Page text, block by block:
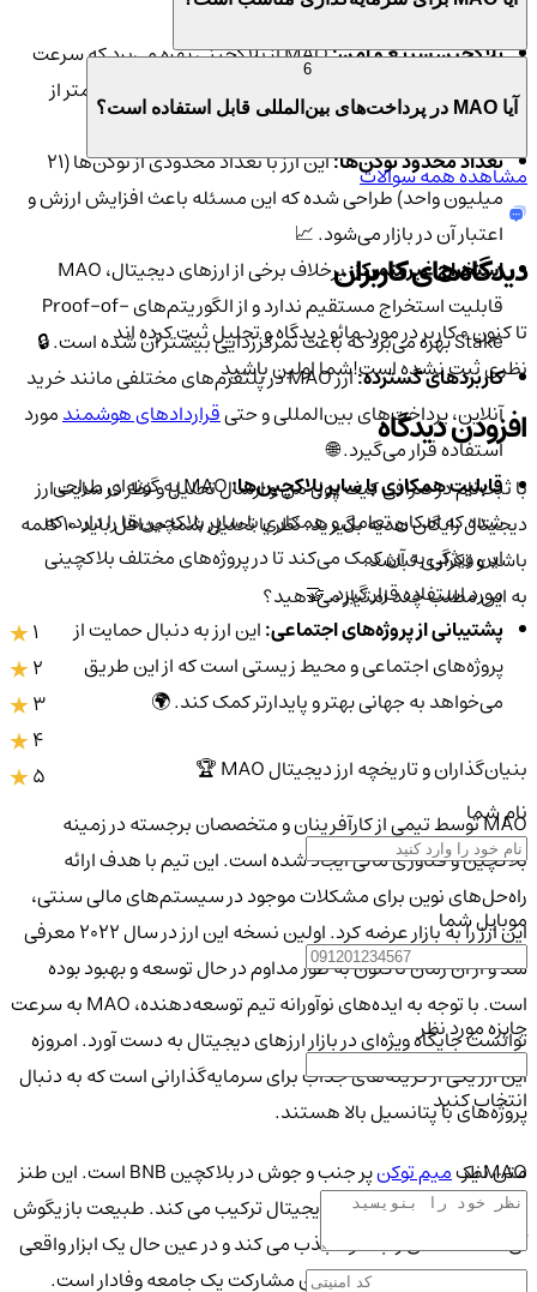
بلاکچین سریع و امن:
MAO از بلاکچینی بهره می‌برد که سرعت
و امنیت بالایی دارد، به طوری که تراکنش‌های مالی در کمتر از
چند ثانیه انجام می‌شود. 🚀
تعداد محدود توکن‌ها:
این ارز با تعداد محدودی از توکن‌ها (۲۱
میلیون واحد) طراحی شده که این مسئله باعث افزایش ارزش و
اعتبار آن در بازار می‌شود. 📈
استخراج غیرمتمرکز:
برخلاف برخی از ارزهای دیجیتال، MAO
قابلیت استخراج مستقیم ندارد و از الگوریتم‌های Proof-of-
Stake بهره می‌برد که باعث تمرکززدایی بیشتر آن شده است. 🔒
کاربردهای گسترده:
ارز MAO در پلتفرم‌های مختلفی مانند خرید
آنلاین، پرداخت‌های بین‌المللی و حتیقراردادهای هوشمندمورد
استفاده قرار می‌گیرد. 🌐
قابلیت همکاری با سایر بلاکچین‌ها:
MAO به گونه‌ای طراحی
شده که امکان تعامل و همکاری با سایر بلاکچین‌ها را دارد، که
این ویژگی به آن کمک می‌کند تا در پروژه‌های مختلف بلاکچینی
مورد استفاده قرار گیرد. 🤝
پشتیبانی از پروژه‌های اجتماعی:این ارز به دنبال حمایت از
پروژه‌های اجتماعی و محیط زیستی است که از این طریق
می‌خواهد به جهانی بهتر و پایدارتر کمک کند. 🌍
بنیان‌گذاران و تاریخچه ارز دیجیتال MAO 🏆
MAO توسط تیمی از کارآفرینان و متخصصان برجسته در زمینه
بلاکچین و فناوری مالی ایجاد شده است. این تیم با هدف ارائه
راه‌حل‌های نوین برای مشکلات موجود در سیستم‌های مالی سنتی،
این ارز را به بازار عرضه کرد. اولین نسخه این ارز در سال ۲۰۲۲ معرفی
شد و از آن زمان تاکنون به طور مداوم در حال توسعه و بهبود بوده
است. با توجه به ایده‌های نوآورانه تیم توسعه‌دهنده، MAO به سرعت
توانست جایگاه ویژه‌ای در بازار ارزهای دیجیتال به دست آورد. امروزه
این ارز یکی از گزینه‌های جذاب برای سرمایه‌گذارانی است که به دنبال
پروژه‌های با پتانسیل بالا هستند.
MAO یک
میم توکن
پر جنب و جوش در بلاکچین BNB است. این طنز
و نوآوری را در دنیای دارایی دیجیتال ترکیب می کند. طبیعت بازیگوش
آن علاقه مندان را به خود جذب می کند و در عین حال یک ابزار واقعی
را نیز ارائه می دهد که هدف آن مشارکت یک جامعه وفادار است.
آیا MAO در پرداخت‌های بین‌المللی قابل استفاده است؟
مشاهده همه سوالات
دیدگاه‌های کاربران
تا کنون 0 کاربر در مورد مائودیدگاه و تحلیل ثبت کرده اند
نظری ثبت نشده است!شما اولین باشید
افزودن دیدگاه
با ثبت‌نام در صرافی کیف پول من و ارسال تحلیل و نظر در سایت ارز
دیجیتال رایگان هدیه بگیرید. نظر یا تحلیل شما حداقل باید ۱۰ کلمه
باشد و تکراری نباشد.
به این مطلب چند امتیاز می‌دهید؟
3
4
5
نام شما
موبایل شما
جایزه مورد نظر
انتخاب کنید
متن نظر